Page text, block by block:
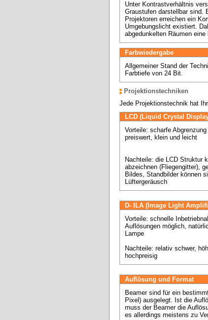
Unter Kontrastverhältnis
Graustufen darstellbar sind.
Projektoren erreichen ein
Umgebungslicht existiert.
abgedunkelten Räumen eine
Farbwiedergabe
Allgemeiner Stand der
Farbtiefe von 24 Bit.
Projektionstechniken
Jede Projektionstechnik hat
LCD (Liquid Crystal
Vorteile: scharfe
preiswert, klein und leicht
Nachteile: die LCD Struktur
abzeichnen (Fliegengitter),
Bildes, Standbilder können
Lüftergeräusch
D- ILA (Image Light
Vorteile: schnelle
Auflösungen möglich,
Lampe
Nachteile: relativ schwer,
hochpreisig
Auflösung und Format
Beamer sind für ein
Pixel) ausgelegt. Ist die
muss der Beamer die
es allerdings meistens zu